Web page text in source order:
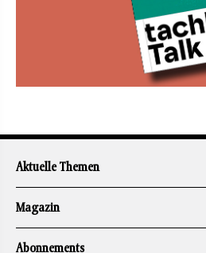
Aktuelle Themen
Magazin
Abonnements